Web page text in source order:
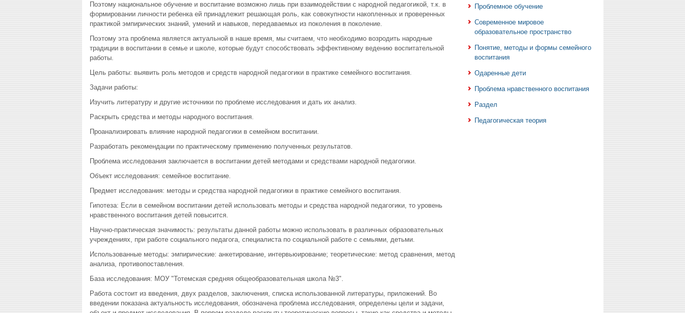
Поэтому национальное обучение и воспитание возможно лишь при взаимодействии с народной педагогикой, т.к. в
формировании личности ребенка ей принадлежит решающая роль, как совокупности накопленных и проверенных
практикой эмпирических знаний, умений и навыков, передаваемых из поколения в поколение.
Поэтому эта проблема является актуальной в наше время, мы считаем, что необходимо возродить народные
традиции в воспитании в семье и школе, которые будут способствовать эффективному ведению воспитательной
работы.
Цель работы: выявить роль методов и средств народной педагогики в практике семейного воспитания.
Задачи работы:
Изучить литературу и другие источники по проблеме исследования и дать их анализ.
Раскрыть средства и методы народного воспитания.
Проанализировать влияние народной педагогики в семейном воспитании.
Разработать рекомендации по практическому применению полученных результатов.
Проблема исследования заключается в воспитании детей методами и средствами народной педагогики.
Объект исследования: семейное воспитание.
Предмет исследования: методы и средства народной педагогики в практике семейного воспитания.
Гипотеза: Если в семейном воспитании детей использовать методы и средства народной педагогики, то уровень
нравственного воспитания детей повысится.
Научно-практическая значимость: результаты данной работы можно использовать в различных образовательных
учреждениях, при работе социального педагога, специалиста по социальной работе с семьями, детьми.
Использованные методы: эмпирические: анкетирование, интервьюирование; теоретические: метод сравнения, метод
анализа, противопоставления.
База исследования: МОУ "Тотемская средняя общеобразовательная школа №3".
Работа состоит из введения, двух разделов, заключения, списка использованной литературы, приложений. Во
введении показана актуальность исследования, обозначена проблема исследования, определены цели и задачи,
Проблемное обучение
Современное мировое
образовательное пространство
Понятие, методы и формы семейного
воспитания
Одаренные дети
Проблема нравственного воспитания
Раздел
Педагогическая теория